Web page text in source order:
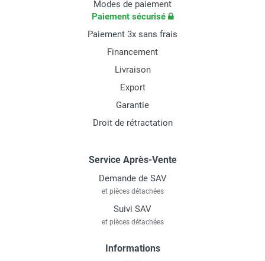
Modes de paiement
Paiement sécurisé
Paiement 3x sans frais
Financement
Livraison
Export
Garantie
Droit de rétractation
Service Après-Vente
Demande de SAV
et pièces détachées
Suivi SAV
et pièces détachées
Informations